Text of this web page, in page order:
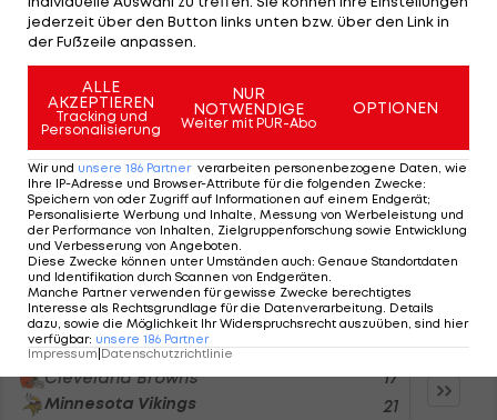
2. RUNDE
Baltimore Ravens
3. RUNDE
Cleveland Browns
Green Bay Packers
13
10
4. RUNDE
Detroit Lions
Cleveland Browns
34
10
5. RUNDE
Cleveland Browns
Minnesota Vikings
17
21
jederzeit über den Button links unten bzw. über den Link in
der Fußzeile anpassen.
ALLE
AKZEPTIEREN
Tracking und
Personalisierung
NUR
NOTWENDIGE
Weiter mit PUR-Abo
OPTIONEN
Wir und unsere 186 Partner verarbeiten personenbezogene Daten, wie
Ihre IP-Adresse und Browser-Attribute für die folgenden Zwecke:
Speichern von oder Zugriff auf Informationen auf einem Endgerät;
Personalisierte Werbung und Inhalte, Messung von Werbeleistung und
der Performance von Inhalten, Zielgruppenforschung sowie Entwicklung
und Verbesserung von Angeboten
Diese Zwecke können unter Umständen auch: Genaue Standortdaten
und Identifikation durch Scannen von Endgeräten
Manche Partner verwenden für gewisse Zwecke berechtigtes
Interesse als Rechtsgrundlage für die Datenverarbeitung. Details
dazu, sowie die Möglichkeit Ihr Widerspruchsrecht auszuüben, sind hier
verfügbar: unsere 186 Partner
Impressum|Datenschutzrichtlinie